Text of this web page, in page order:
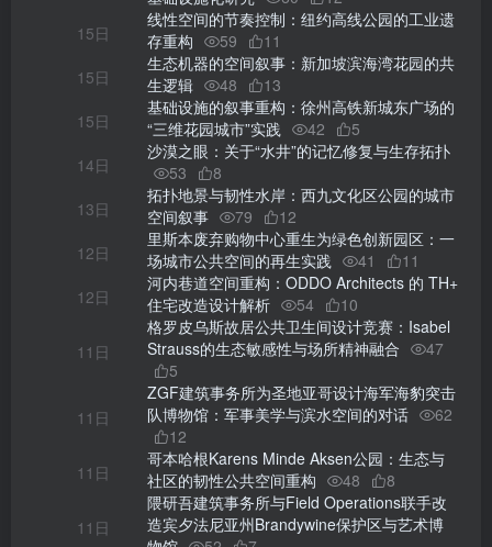
15日
线性空间的节奏控制：纽约高线公园的工业遗
存重构
59
11
15日
生态机器的空间叙事：新加坡滨海湾花园的共
生逻辑
48
13
15日
基础设施的叙事重构：徐州高铁新城东广场的
“三维花园城市”实践
42
5
14日
沙漠之眼：关于“水井”的记忆修复与生存拓扑
53
8
13日
拓扑地景与韧性水岸：西九文化区公园的城市
空间叙事
79
12
12日
里斯本废弃购物中心重生为绿色创新园区：一
场城市公共空间的再生实践
41
11
12日
河内巷道空间重构：ODDO Architects 的 TH+
住宅改造设计解析
54 10
11日
格罗皮乌斯故居公共卫生间设计竞赛：Isabel
Strauss的生态敏感性与场所精神融合
47
5
11日
ZGF建筑事务所为圣地亚哥设计海军海豹突击
队博物馆：军事美学与滨水空间的对话
62
12
11日
哥本哈根Karens Minde Aksen公园：生态与
社区的韧性公共空间重构
48 8
11日
隈研吾建筑事务所与Field Operations联手改
造宾夕法尼亚州Brandywine保护区与艺术博